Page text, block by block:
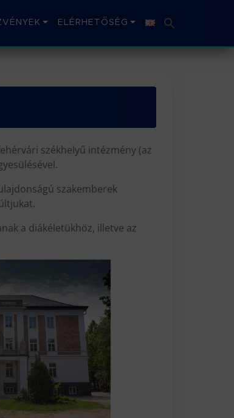
ELÉRHETŐSÉG
székhelyű intézmény (az
szakemberek
a diákéletükhöz, illetve az